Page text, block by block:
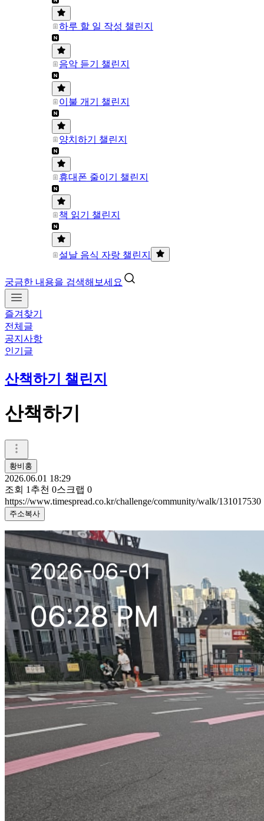
하루 할 일 작성 챌린지
음악 듣기 챌린지
이불 개기 챌린지
양치하기 챌린지
휴대폰 줄이기 챌린지
책 읽기 챌린지
설날 음식 자랑 챌린지
궁금한 내용을 검색해보세요
즐겨찾기
전체글
공지사항
인기글
산책하기 챌린지
산책하기
황비홍
2026.06.01 18:29
조회 1 추천 0스크랩 0
https://www.timespread.co.kr/challenge/community/walk/131017530
주소복사